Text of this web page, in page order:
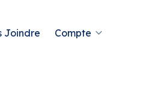
Joindre Compte